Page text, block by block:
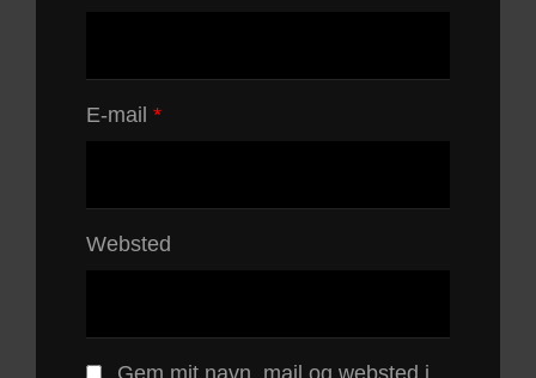
E-mail *
Websted